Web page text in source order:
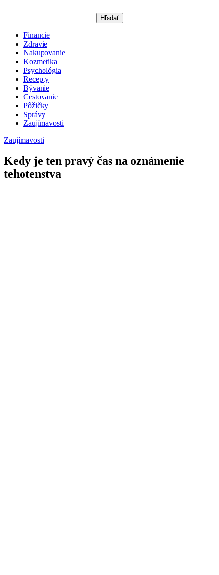
Hľadať
Financie
Zdravie
Nakupovanie
Kozmetika
Psychológia
Recepty
Bývanie
Cestovanie
Pôžičky
Správy
Zaujímavosti
Zaujímavosti
Kedy je ten pravý čas na oznámenie
tehotenstva